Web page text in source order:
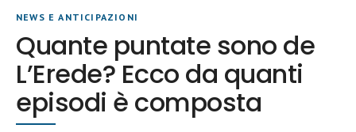
NEWS E ANTICIPAZIONI
Quante puntate sono de
L’Erede? Ecco da quanti
episodi è composta